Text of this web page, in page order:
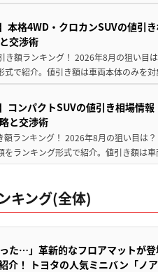
本格4WD・クロカンSUVの値引
交渉術
き額ランキング！ 2026年8月の狙い目
式で紹介。値引き額は車両本体のみを
コンパクトSUVの値引き相場情
と交渉術
額ランキング！ 2026年8月の狙い目は
をランキング形式で紹介。値引き額は
キング(全体)
った…」革新的なフロアマットが
介！ トヨタの人気ミニバン「ノ